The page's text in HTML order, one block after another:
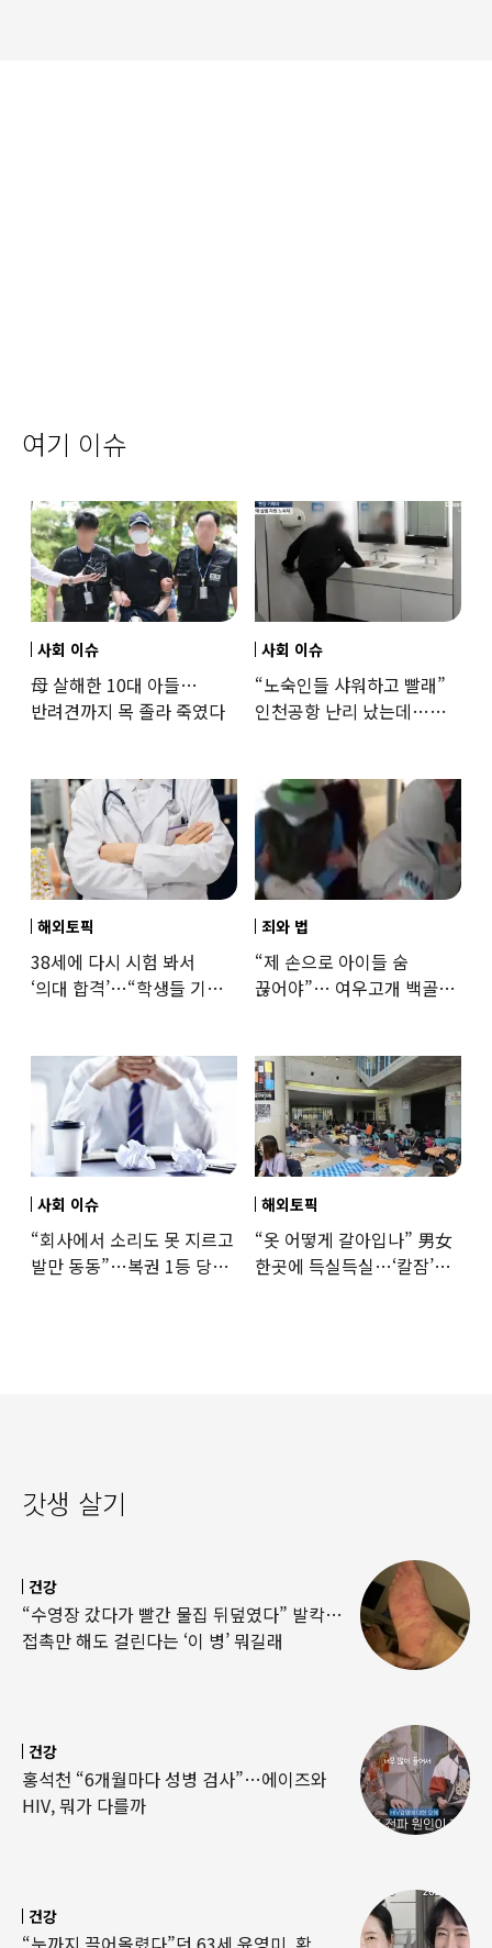
여기 이슈
사회 이슈
母 살해한 10대 아들…
반려견까지 목 졸라 죽였다
사회 이슈
“노숙인들 샤워하고 빨래”
인천공항 난리 났는데…
해외토픽
38세에 다시 시험 봐서
‘의대 합격’…“학생들 기회
죄와 법
“제 손으로 아이들 숨
끊어야”… 여우고개 백골
사회 이슈
“회사에서 소리도 못 지르고
발만 동동”…복권 1등 당첨
해외토픽
“옷 어떻게 갈아입나” 男女
한곳에 득실득실…‘칼잠’
갓생 살기
건강
“수영장 갔다가 빨간 물집 뒤덮였다” 발칵…
접촉만 해도 걸린다는 ‘이 병’ 뭐길래
건강
홍석천 “6개월마다 성병 검사”…에이즈와
HIV, 뭐가 다를까
건강